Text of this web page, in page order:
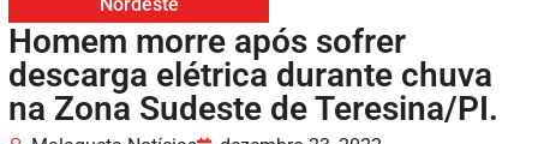
Homem morre após sofrer
descarga elétrica durante chuva
na Zona Sudeste de Teresina/PI.